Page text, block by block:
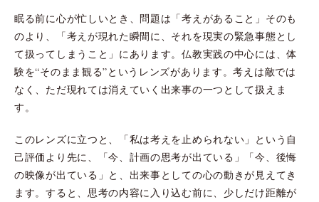
眠る前に心が忙しいとき、問題は「考えがあること」そのも
のより、「考えが現れた瞬間に、それを現実の緊急事態とし
て扱ってしまうこと」にあります。仏教実践の中心には、体
験を“そのまま観る”というレンズがあります。考えは敵では
なく、ただ現れては消えていく出来事の一つとして扱えま
す。
このレンズに立つと、「私は考えを止められない」という自
己評価より先に、「今、計画の思考が出ている」「今、後悔
の映像が出ている」と、出来事としての心の動きが見えてき
ます。すると、思考の内容に入り込む前に、少しだけ距離が